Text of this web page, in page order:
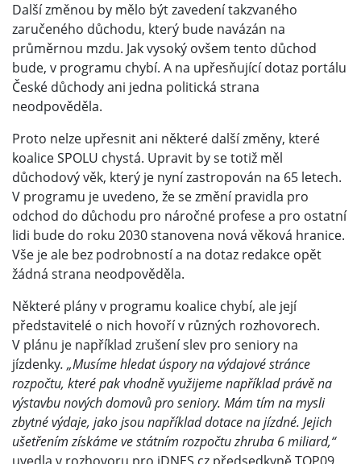
Další změnou by mělo být zavedení takzvaného
zaručeného důchodu, který bude navázán na
průměrnou mzdu. Jak vysoký ovšem tento důchod
bude, v programu chybí. A na upřesňující dotaz portálu
České důchody ani jedna politická strana
neodpověděla.
Proto nelze upřesnit ani některé další změny, které
koalice SPOLU chystá. Upravit by se totiž měl
důchodový věk, který je nyní zastropován na 65 letech.
V programu je uvedeno, že se změní pravidla pro
odchod do důchodu pro náročné profese a pro ostatní
lidi bude do roku 2030 stanovena nová věková hranice.
Vše je ale bez podrobností a na dotaz redakce opět
žádná strana neodpověděla.
Některé plány v programu koalice chybí, ale její
představitelé o nich hovoří v různých rozhovorech.
V plánu je například zrušení slev pro seniory na
jízdenky. „Musíme hledat úspory na výdajové stránce
rozpočtu, které pak vhodně využijeme například právě na
výstavbu nových domovů pro seniory. Mám tím na mysli
zbytné výdaje, jako jsou například dotace na jízdné. Jejich
ušetřením získáme ve státním rozpočtu zhruba 6 miliard,“